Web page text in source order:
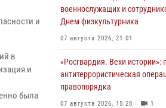
и
в
и
была
военнослужащих и
Днем физкультурника
07 августа 2026, 21:01
«Росгвардия. Вехи истории»:
антитеррористическая
правопорядка
07 августа 2026, 15:28 1